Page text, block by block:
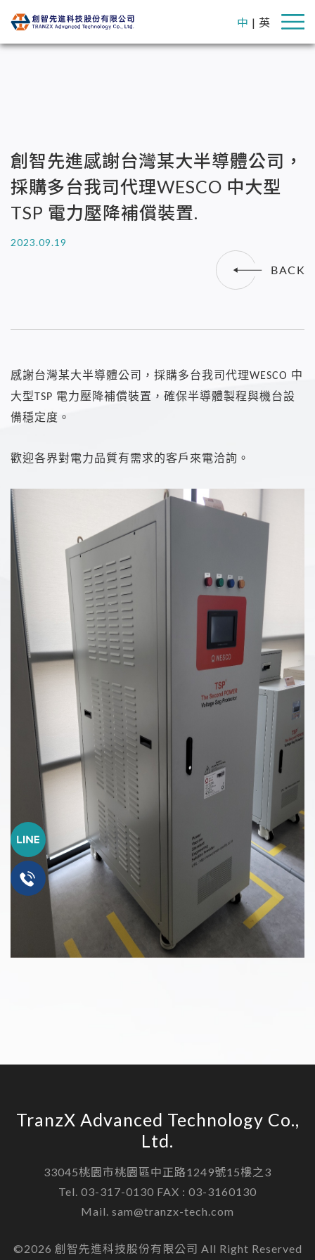
中 | 英
創智先進感謝台灣某大半導體公司，
採購多台我司代理WESCO 中大型
TSP 電力壓降補償裝置.
2023.09.19
感謝台灣某大半導體公司，採購多台我司代理WESCO 中
大型TSP 電力壓降補償裝置，確保半導體製程與機台設
備穩定度。
歡迎各界對電力品質有需求的客戶來電洽詢。
TranzX Advanced Technology Co.,
Ltd.
33045桃園市桃園區中正路1249號15樓之3
Tel. 03-317-0130 FAX : 03-3160130
Mail. sam@tranzx-tech.com
©2026 創智先進科技股份有限公司 All Right Reserved